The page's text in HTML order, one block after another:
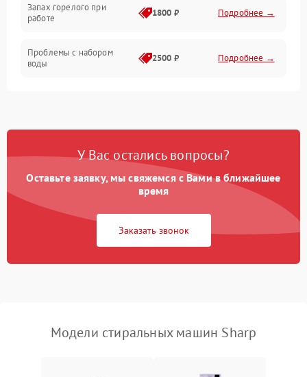
Запах горелого при
работе
1800 ₽ Подробнее →
Проблемы с набором
воды
2500 ₽ Подробнее →
Замена платы управления 2200 ₽ Подробнее →
У Вас остались вопросы?
Оставьте заявку, мы свяжемся с Вами в ближайшее
время
Заказать звонок
Модели стиральных машин Sharp